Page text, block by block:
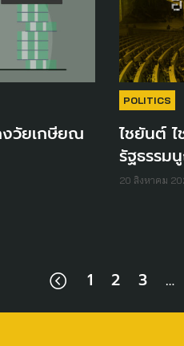
วัยเกษียณ
POLITICS
ไชยันต์ ไ
รัฐธรรม
20 สิงหาคม
1 2 3 …